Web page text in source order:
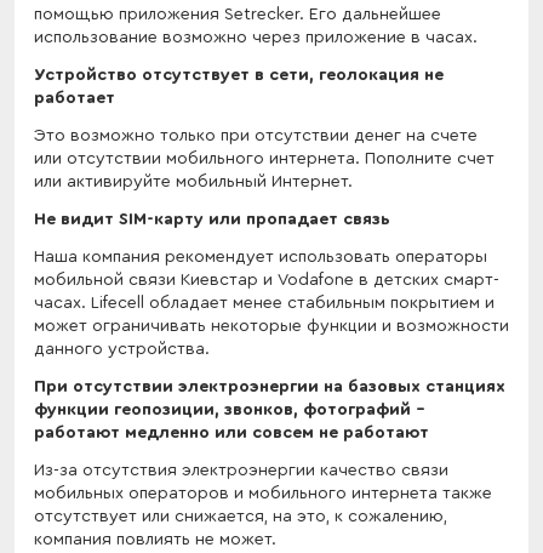
помощью приложения Setrecker. Его дальнейшее
использование возможно через приложение в часах.
Устройство отсутствует в сети, геолокация не
работает
Это возможно только при отсутствии денег на счете
или отсутствии мобильного интернета. Пополните счет
или активируйте мобильный Интернет.
Не видит SIM-карту или пропадает связь
Наша компания рекомендует использовать операторы
мобильной связи Киевстар и Vodafone в детских смарт-
часах. Lifecell обладает менее стабильным покрытием и
может ограничивать некоторые функции и возможности
данного устройства.
При отсутствии электроэнергии на базовых станциях
функции геопозиции, звонков, фотографий -
работают медленно или совсем не работают
Из-за отсутствия электроэнергии качество связи
мобильных операторов и мобильного интернета также
отсутствует или снижается, на это, к сожалению,
компания повлиять не может.